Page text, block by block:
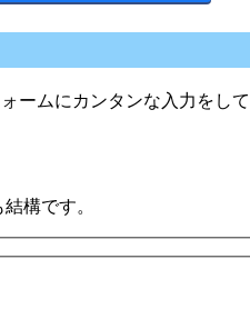
ームにカンタンな入力を
構です。